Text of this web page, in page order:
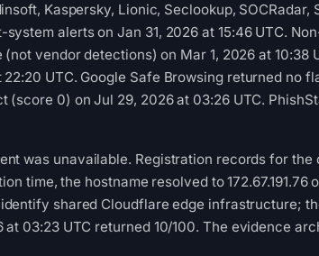
Kaspersky, Lionic, Seclookup, SOCRadar,
alerts on Jan 31, 2026 at 15:46 UTC.
vendor detections) on Mar 1, 2026 at 10:38
UTC. Google Safe Browsing returned no
0) on Jul 29, 2026 at 03:26 UTC.
was unavailable. Registration records for the
time, the hostname resolved to 172.67.191.76
identify shared Cloudflare edge infrastructure;
03:23 UTC returned 10/100. The evidence